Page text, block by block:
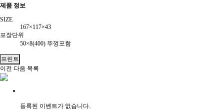
제품 정보
SIZE
167×117×43
포장단위
50×8(400) 뚜껑포함
프린트
이전 다음 목록
등록된 이벤트가 없습니다.